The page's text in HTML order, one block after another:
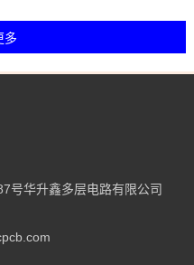
号华升鑫多层电路有限公司